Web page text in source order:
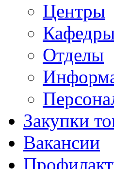
Центры
Отделы
Закупки
Вакансии